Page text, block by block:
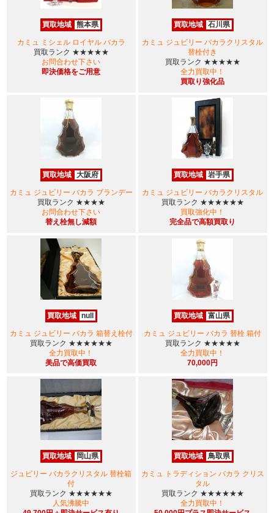
買取地域 熊本県
カミュ ミシェル ロイヤル バカラ
買取ランク ★★★★★
お問合わせ下さい
即決価格をご用意
買取地域 石川県
カミュ ジュビリー バカラクリスタル
替栓付き
買取ランク ★★★★★
全力買取中！
買取り強化品
買取地域 大阪府
カミュ ジュビリー バカラ ブランデー
買取ランク ★★★★
お問合わせ下さい
替え栓無し減額
買取地域 岩手県
カミュ ジュビリー バカラクリスタル
買取ランク ★★★★★★
買取強化中！
完全品で高額買取り
買取地域 null
カミュ ジュビリー バカラ 箱替え栓付
買取ランク ★★★★★★
全力買取中！
美品で高価買取
買取地域 富山県
カミュ ジュビリー バカラ 替栓 箱付
買取ランク ★★★★★
全力買取中！
70,000円
買取地域 岡山県
ジュビリー バカラクリスタル 替栓箱
付
買取ランク ★★★★★★
人気沸騰中
買取地域 鳥取県
カミュ トラディション バカラ クリス
タル
買取ランク ★★★★★★
全力買取中！